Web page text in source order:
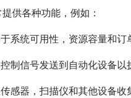
供各种功能，例如：
系统可用性，资源容量和订
制信号发送到自动化设备
感器，扫描仪和其他设备